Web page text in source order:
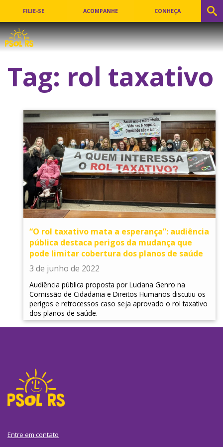
FILIE-SE ACOMPANHE CONHEÇA
Tag: rol taxativo
“O rol taxativo mata a esperança”: audiência
pública destaca perigos da mudança que
pode limitar cobertura dos planos de saúde
3 de junho de 2022
Audiência pública proposta por Luciana Genro na
Comissão de Cidadania e Direitos Humanos discutiu os
perigos e retrocessos caso seja aprovado o rol taxativo
dos planos de saúde.
Entre em contato